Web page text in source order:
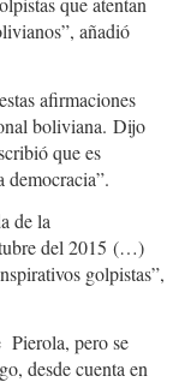
añadió
afirmaciones
boliviana. Dijo
que es
democracia”.
de la
del 2015 (…)
golpistas”,
Pierola, pero se
desde cuenta en